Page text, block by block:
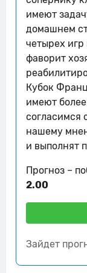
08'
08'
08'
08'
09'
09'
имеют
домашнем
четырех
фаворит
Кубок
имеют
согласимся
нашему
и выполнят
Прогноз –
2.00
Зайдет